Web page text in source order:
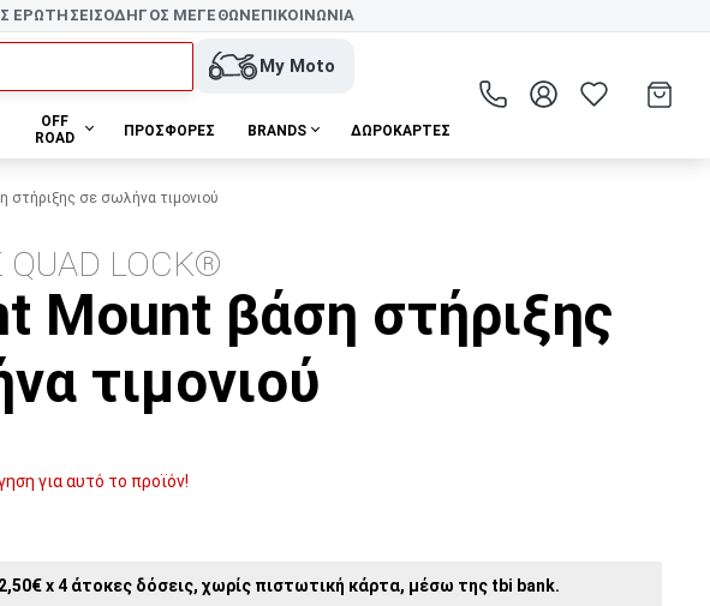
ΕΡΩΤΗΣΕΙΣΟΔΗΓΟΣ ΜΕΓΕΘΩΝΕΠΙΚΟΙΝΩΝΙΑ
My Moto
OFF
ROAD
ΠΡΟΣΦΟΡΕΣ BRANDS ΔΩΡΟΚΆΡΤΕΣ
σε σωλήνα τιμονιού
LOCK®
Mount βάση στήριξης
τιμονιού
για αυτό το προϊόν!
x 4 άτοκες δόσεις, χωρίς πιστωτική κάρτα, μέσω της tbi bank.